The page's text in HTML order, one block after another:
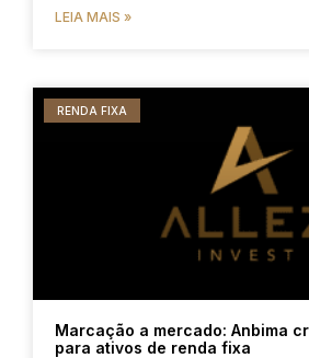
LEIA MAIS »
RENDA FIXA
Marcação a mercado: Anbima
para ativos de renda fixa